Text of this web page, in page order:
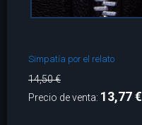
Simpatía por el relato
14,50 €
Precio de venta: 13,77 €